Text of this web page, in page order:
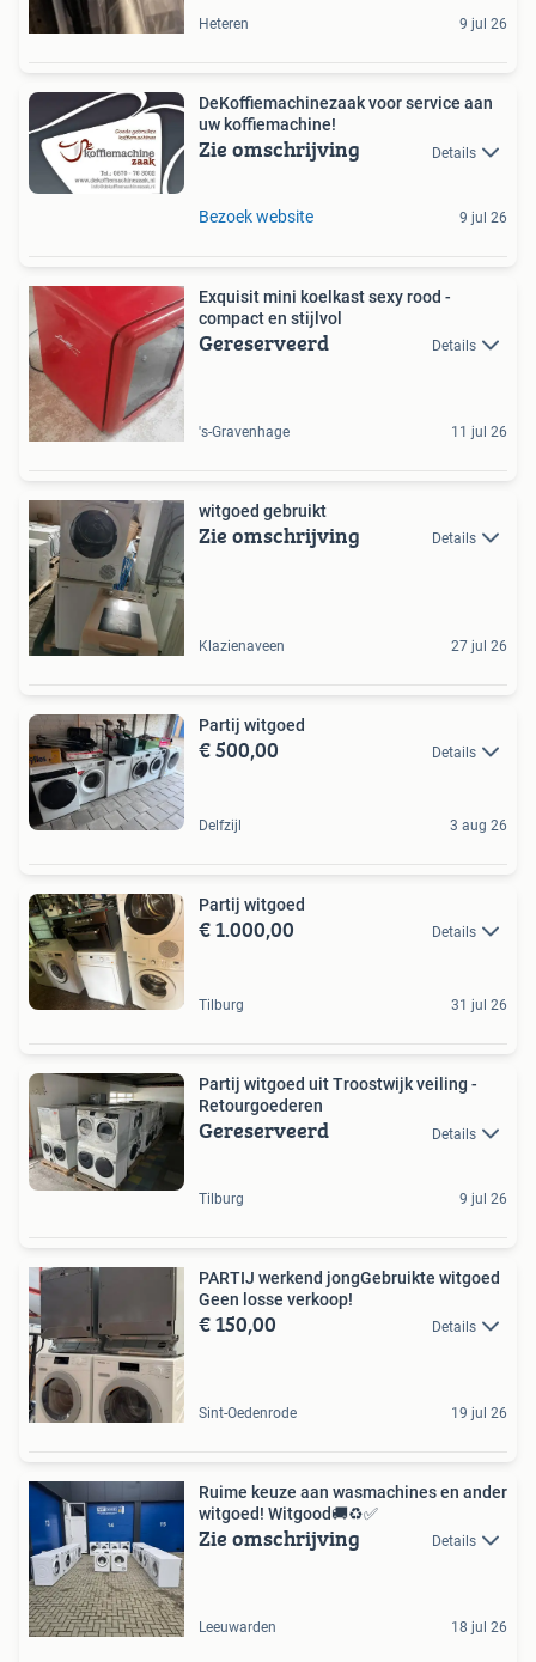
Heteren 9 jul 26
DeKoffiemachinezaak voor service aan
uw koffiemachine!
Zie omschrijving Details
Bezoek website 9 jul 26
Exquisit mini koelkast sexy rood -
compact en stijlvol
Gereserveerd Details
's-Gravenhage 11 jul 26
witgoed gebruikt
Zie omschrijving Details
Klazienaveen 27 jul 26
Partij witgoed
€ 500,00 Details
Delfzijl 3 aug 26
Partij witgoed
€ 1.000,00 Details
Tilburg 31 jul 26
Partij witgoed uit Troostwijk veiling -
Retourgoederen
Gereserveerd Details
Tilburg 9 jul 26
PARTIJ werkend jongGebruikte witgoed
Geen losse verkoop!
€ 150,00 Details
Sint-Oedenrode 19 jul 26
Ruime keuze aan wasmachines en ander
witgoed! Witgood🚚♻️✅️
Zie omschrijving Details
Leeuwarden 18 jul 26